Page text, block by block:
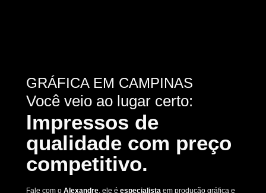
GRÁFICA EM CAMPINAS
Você veio ao lugar certo:
Impressos de
qualidade com preço
competitivo.
Fale com oAlexandre , ele éespecialista em produção gráfica e